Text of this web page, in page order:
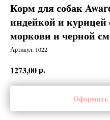
Корм для собак
индейкой и курицей
моркови и черной
Артикул: 1022
1273,00р.
Оформить